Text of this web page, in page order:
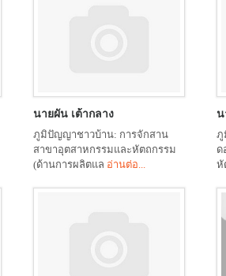
นายผัน เต้ากลาง
ภูมิปัญญาชาวบ้าน: การจักสาน
สาขาอุตสาหกรรมและหัตถกรรม
(ด้านการผลิตแล อ่านต่อ...
น
ภู
ด
หั